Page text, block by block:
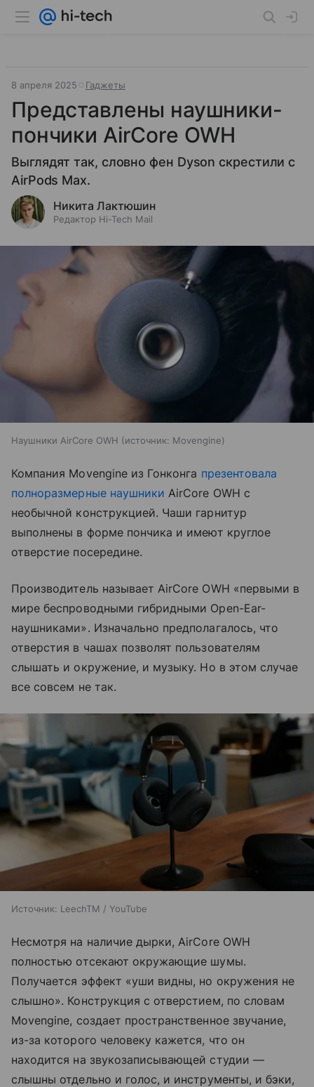
8 апреля 2025 Гаджеты
Представлены наушники-
пончики AirCore OWH
Выглядят так, словно фен Dyson скрестили с
AirPods Max.
Никита Лактюшин
Редактор Hi-Tech Mail
Наушники AirCore OWH источник: Movengine
Компания Movengine из Гонконга презентовала
полноразмерные наушники AirCore OWH с
необычной конструкцией. Чаши гарнитур
выполнены в форме пончика и имеют круглое
отверстие посередине.
Производитель называет AirCore OWH «первыми в
мире беспроводными гибридными Open-Ear-
наушниками». Изначально предполагалось, что
отверстия в чашах позволят пользователям
слышать и окружение, и музыку. Но в этом случае
все совсем не так.
Источник: LeechTM / YouTube
Несмотря на наличие дырки, AirCore OWH
полностью отсекают окружающие шумы.
Получается эффект «уши видны, но окружения не
слышно». Конструкция с отверстием, по словам
Movengine, создает пространственное звучание,
из-за которого человеку кажется, что он
находится на звукозаписывающей студии —
слышны отдельно и голос, и инструменты, и бэки,